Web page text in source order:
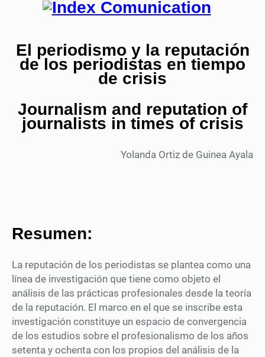
El periodismo y la reputación
de los periodistas en tiempo
de crisis
Journalism and reputation of
journalists in times of crisis
Yolanda Ortiz de Guinea Ayala
Resumen:
La reputación de los periodistas se plantea como una
línea de investigación que tiene como objeto el
análisis de las prácticas profesionales desde la teoría
de la reputación. El marco en el que se inscribe esta
investigación constituye un espacio de convergencia
de los estudios sobre el profesionalismo de los años
setenta y ochenta con los propios del análisis de la